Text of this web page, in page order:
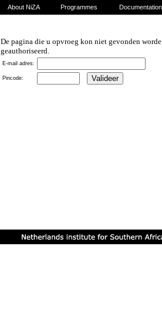
About NiZA Programmes Documentation
De pagina die u opvroeg kon niet gevonden
geauthoriseerd.
E-mail adres:
Pincode: